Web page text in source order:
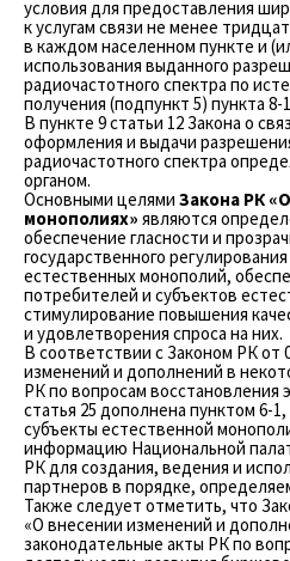
условия для предоставления
к услугам связи не менее
в каждом населенном пункте и
использования выданного
радиочастотного спектра по
получения (подпункт 5) пункта 8-
В пункте 9 статьи 12 Закона о
оформления и выдачи
радиочастотного спектра
органом.
Основными целями Закона РК
монополиях» являются
обеспечение гласности и
государственного
естественных монополий,
потребителей и субъектов
стимулирование повышения
и удовлетворения спроса на них.
В соответствии с Законом РК от
изменений и дополнений в
РК по вопросам восстановления
статья 25 дополнена пунктом 6-
субъекты естественной
информацию Национальной
РК для создания, ведения и
партнеров в порядке,
Также следует отметить, что
«О внесении изменений и
законодательные акты РК по